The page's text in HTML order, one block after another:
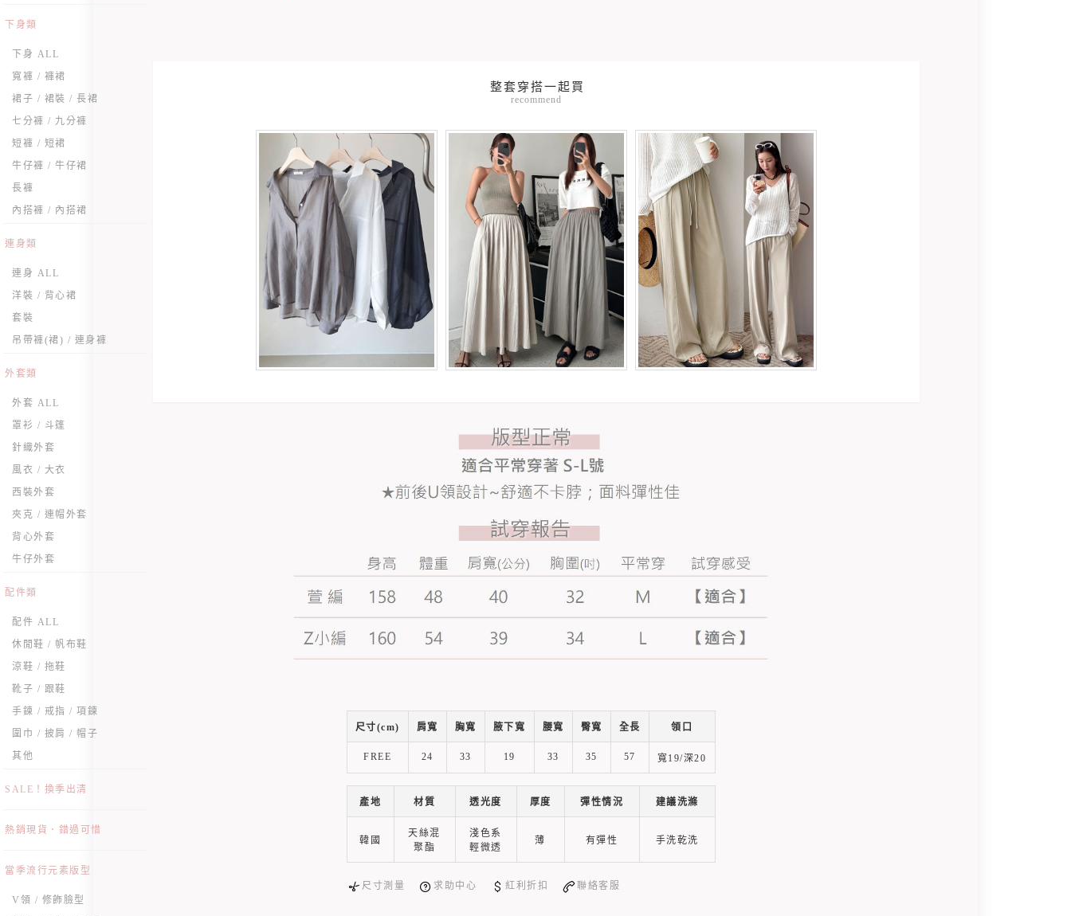
下身類
下身 ALL
寬褲 / 褲裙
裙子 / 裙裝 / 長裙
七分褲 / 九分褲
短褲 / 短裙
牛仔褲 / 牛仔裙
長褲
內搭褲 / 內搭裙
連身類
連身 ALL
洋裝 / 背心裙
套裝
吊帶褲(裙) / 連身褲
外套類
外套 ALL
罩衫 / 斗篷
針織外套
風衣 / 大衣
西裝外套
夾克 / 連帽外套
背心外套
牛仔外套
配件類
配件 ALL
休閒鞋 / 帆布鞋
涼鞋 / 拖鞋
靴子 / 跟鞋
手鍊 / 戒指 / 項鍊
圍巾 / 披肩 / 帽子
其他
SALE！換季出清
熱銷現貨．錯過可惜
當季流行元素版型
V領 / 修飾臉型
recommend
尺寸(cm) 肩寬 胸寬 腋下寬 腰寬 臀寬 全長 領口
FREE 24 33 19 33 35 57 寬19/深20
產地 材質 透光度 厚度 彈性情況 建議洗滌
韓國
天絲混
聚酯
淺色系
輕微透
薄 有彈性 手洗乾洗
尺寸測量 求助中心 紅利折扣 聯絡客服